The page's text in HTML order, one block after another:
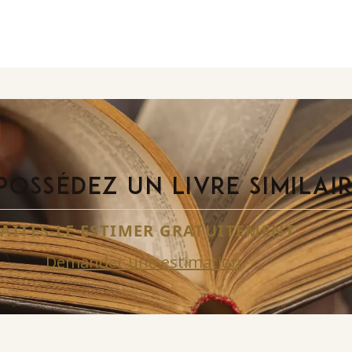
UN LIVRE
LE ESTIMER GRATUITEMENT
Demander une estimation